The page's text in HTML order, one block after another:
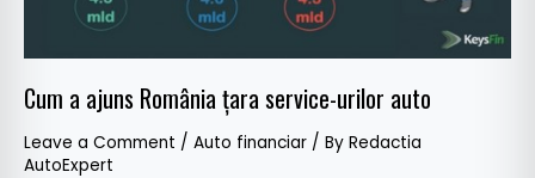
Cum a ajuns România ţara service-urilor auto
Leave a Comment / Auto financiar / By Redactia
AutoExpert